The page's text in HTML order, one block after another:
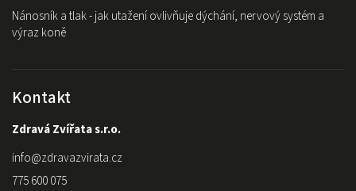
Nánosník a tlak - jak utažení ovlivňuje dýchání, nervový systém a
výraz koně
Kontakt
Zdravá Zvířata s.r.o.
info@zdravazvirata.cz
775 600 075